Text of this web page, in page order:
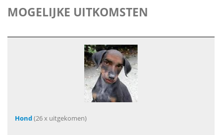
MOGELIJKE UITKOMSTEN
Hond(26 x uitgekomen)